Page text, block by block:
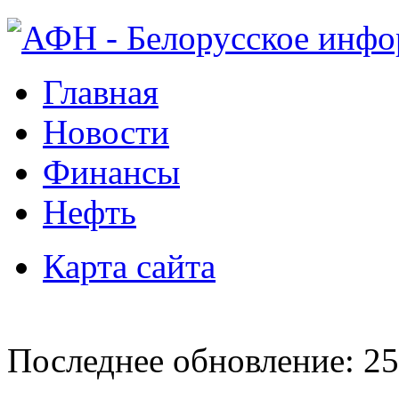
Главная
Новости
Финансы
Нефть
Карта сайта
Последнее обновление: